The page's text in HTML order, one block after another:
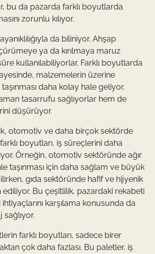
bu da pazarda farklı boyutlarda
zorunlu kılıyor.
da biliniyor. Ahşap
ya da kırılmaya maruz
kullanılabiliyorlar. Farklı boyutlarda
malzemelerin üzerine
daha kolay hale geliyor.
tasarrufu sağlıyorlar hem de
düşürüyor.
otomotiv ve daha birçok sektörde
boyutları, iş süreçlerini daha
Örneğin, otomotiv sektöründe ağır
taşınması için daha sağlam ve büyük
gıda sektöründe hafif ve hijyenik
Bu çeşitlilik, pazardaki rekabeti
ihtiyaçlarını karşılama konusunda da
farklı boyutları, sadece birer
çok daha fazlası. Bu paletler, iş